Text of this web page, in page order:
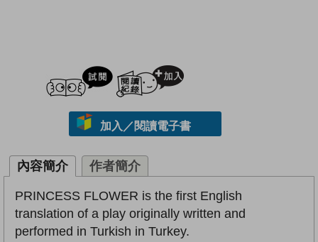
試閲
加入／閱讀電子書
內容簡介 作者簡介
PRINCESS FLOWER is the first English
translation of a play originally written and
performed in Turkish in Turkey.